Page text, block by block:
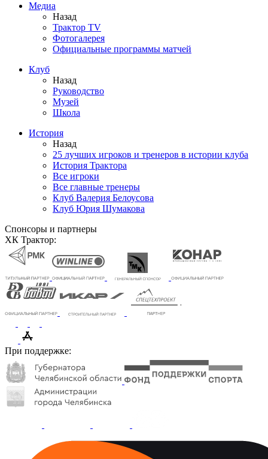
Медиа
Назад
Трактор TV
Фотогалерея
Официальные программы матчей
Клуб
Назад
Руководство
Музей
Школа
История
Назад
25 лучших игроков и тренеров в истории клуба
История Трактора
Все игроки
Все главные тренеры
Клуб Валерия Белоусова
Клуб Юрия Шумакова
Спонсоры и партнеры
ХК Трактор:
При поддержке: